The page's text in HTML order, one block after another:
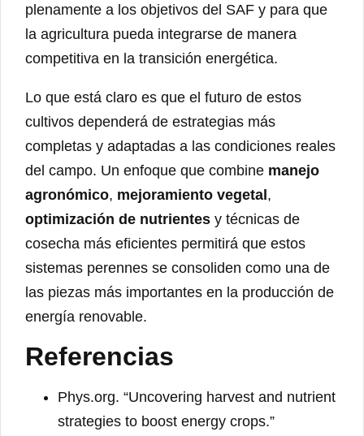
plenamente a los objetivos del SAF y para que
la agricultura pueda integrarse de manera
competitiva en la transición energética.
Lo que está claro es que el futuro de estos
cultivos dependerá de estrategias más
completas y adaptadas a las condiciones reales
del campo. Un enfoque que combine manejo
agronómico, mejoramiento vegetal,
optimización de nutrientes y técnicas de
cosecha más eficientes permitirá que estos
sistemas perennes se consoliden como una de
las piezas más importantes en la producción de
energía renovable.
Referencias
Phys.org. “Uncovering harvest and nutrient
strategies to boost energy crops.”